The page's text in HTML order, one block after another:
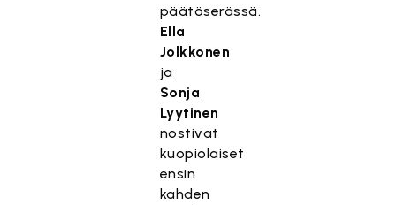
päätöserässä.
Ella
Jolkkonen
ja
Sonja
Lyytinen
nostivat
kuopiolaiset
ensin
kahden